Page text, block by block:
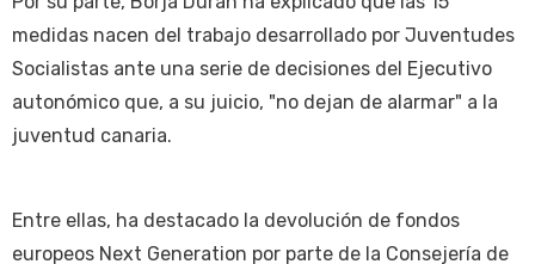
medidas nacen del trabajo desarrollado por Juventudes
Socialistas ante una serie de decisiones del Ejecutivo
autonómico que, a su juicio, "no dejan de alarmar" a la
juventud canaria.
Entre ellas, ha destacado la devolución de fondos
europeos Next Generation por parte de la Consejería de